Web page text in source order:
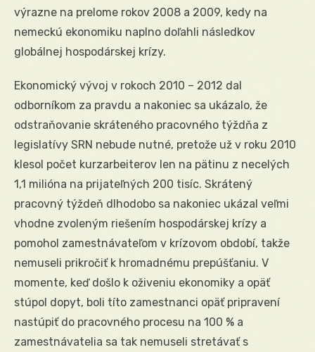
výrazne na prelome rokov 2008 a 2009, kedy na
nemeckú ekonomiku naplno doľahli následkov
globálnej hospodárskej krízy.
Ekonomický vývoj v rokoch 2010 – 2012 dal
odborníkom za pravdu a nakoniec sa ukázalo, že
odstraňovanie skráteného pracovného týždňa z
legislatívy SRN nebude nutné, pretože už v roku 2010
klesol počet kurzarbeiterov len na pätinu z necelých
1,1 milióna na prijateľných 200 tisíc. Skrátený
pracovný týždeň dlhodobo sa nakoniec ukázal veľmi
vhodne zvoleným riešením hospodárskej krízy a
pomohol zamestnávateľom v krízovom období, takže
nemuseli prikročiť k hromadnému prepúšťaniu. V
momente, keď došlo k oživeniu ekonomiky a opäť
stúpol dopyt, boli títo zamestnanci opäť pripravení
nastúpiť do pracovného procesu na 100 % a
zamestnávatelia sa tak nemuseli stretávať s